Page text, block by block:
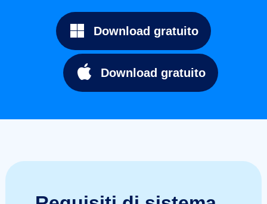
Download gratuito
Download gratuito